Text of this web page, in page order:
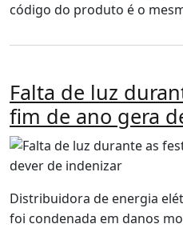
código do produto é o
Falta de luz
fim de ano gera
Distribuidora de energia
foi condenada em danos